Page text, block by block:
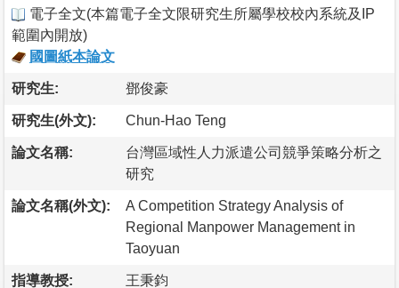
電子全文(本篇電子全文限研究生所屬學校校內系統及IP
範圍內開放)
國圖紙本論文
研究生: 鄧俊豪
研究生(外文): Chun-Hao Teng
論文名稱:
台灣區域性人力派遣公司競爭策略分析之
研究
論文名稱(外文):
A Competition Strategy Analysis of
Regional Manpower Management in
Taoyuan
指導教授: 王秉鈞